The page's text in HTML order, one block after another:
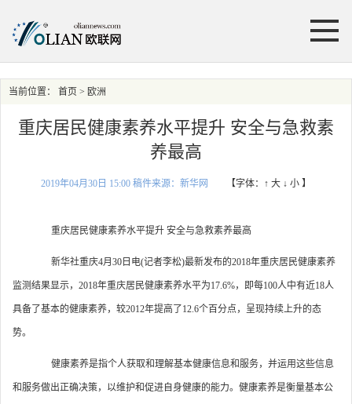
当前位置： 首页 > 欧洲
重庆居民健康素养水平提升 安全与急救素
养最高
2019年04月30日 15:00 稿件来源：新华网 【字体： ↑ 大 ↓ 小 】
重庆居民健康素养水平提升 安全与急救素养最高
新华社重庆4月30日电(记者李松)最新发布的2018年重庆居民健康素养
监测结果显示，2018年重庆居民健康素养水平为17.6%，即每100人中有近18人
具备了基本的健康素养，较2012年提高了12.6个百分点，呈现持续上升的态
势。
健康素养是指个人获取和理解基本健康信息和服务，并运用这些信息
和服务做出正确决策，以维护和促进自身健康的能力。健康素养是衡量基本公